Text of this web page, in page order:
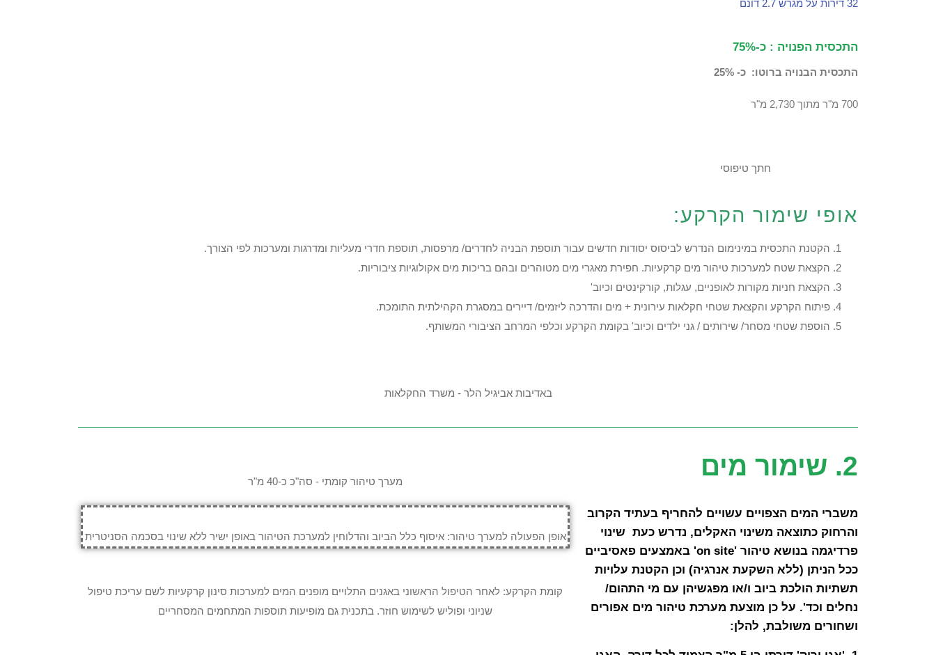
32 דירות על מגרש 2.7 דונם
התכסית הפנויה : כ-75%
התכסית הבנויה ברוטו: כ- 25%
700 מ"ר מתוך 2,730 מ"ר
חתך טיפוסי
אופי שימור הקרקע:
הקטנת התכסית במינימום הנדרש לביסוס יסודות חדשים עבור תוספת הבניה לחדרים/ מרפסות, תוספת חדרי מעליות ומדרגות ומערכות לפי הצורך.
הקצאת שטח למערכות טיהור מים קרקעיות. חפירת מאגרי מים מטוהרים ובהם בריכות מים אקולוגיות ציבוריות.
הקצאת חניות מקורות לאופניים, עגלות, קורקינטים וכיוב'
פיתוח הקרקע והקצאת שטחי חקלאות עירונית + מים והדרכה ליזמים/ דיירים במסגרת הקהילתית התומכת.
הוספת שטחי מסחר/ שירותים / גני ילדים וכיוב' בקומת הקרקע וכלפי המרחב הציבורי המשותף.
באדיבות אביגיל הלר - משרד החקלאות
2. שימור מים
משברי המים הצפויים עשויים להחריף בעתיד הקרוב
והרחוק כתוצאה משינוי האקלים, נדרש כעת שינוי
פרדיגמה בנושא טיהור 'on site' באמצעים פאסיביים
ככל הניתן (ללא השקעת אנרגיה) וכן הקטנת עלויות
תשתיות הולכת ביוב ו/או מפגשיהן עם מי התהום/
נחלים וכד'. על כן מוצעת מערכת טיהור מים אפורים
ושחורים משולבת, להלן:
מערך טיהור קומתי - סה"כ כ-40 מ"ר
אופן הפעולה למערך טיהור: איסוף כלל הביוב והדלוחין למערכת הטיהור באופן ישיר ללא שינוי בסכמה הסניטרית
קומת הקרקע: לאחר הטיפול הראשוני באגנים התלויים מופנים המים למערכות סינון קרקעיות לשם עריכת טיפול
שניוני ופוליש לשימוש חוזר. בתכנית גם מופיעות תוספות המתחמים המסחריים